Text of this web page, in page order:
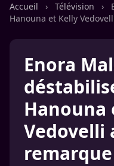
Accueil › Télévision ›
Hanouna et Kelly
Enora
Hanouna
Vedovelli